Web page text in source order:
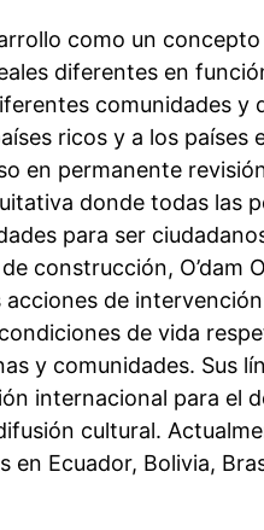
como un
diferentes en
comunidades y
ricos y a los países
en permanente
donde todas las
para ser
construcción, O’dam
de
de vida
y comunidades. Sus
internacional para el
cultural.
en Ecuador, Bolivia,